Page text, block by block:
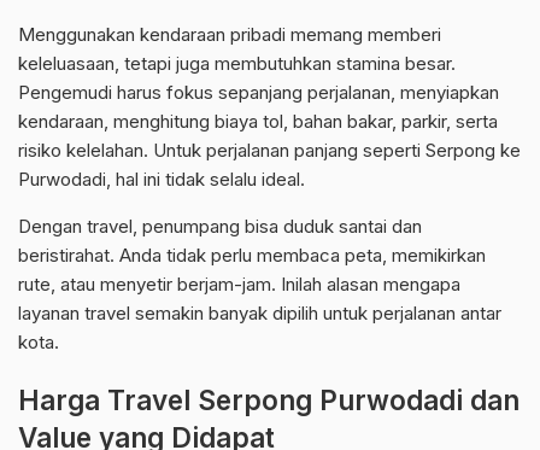
Menggunakan kendaraan pribadi memang memberi
keleluasaan, tetapi juga membutuhkan stamina besar.
Pengemudi harus fokus sepanjang perjalanan, menyiapkan
kendaraan, menghitung biaya tol, bahan bakar, parkir, serta
risiko kelelahan. Untuk perjalanan panjang seperti Serpong ke
Purwodadi, hal ini tidak selalu ideal.
Dengan travel, penumpang bisa duduk santai dan
beristirahat. Anda tidak perlu membaca peta, memikirkan
rute, atau menyetir berjam-jam. Inilah alasan mengapa
layanan travel semakin banyak dipilih untuk perjalanan antar
kota.
Harga Travel Serpong Purwodadi dan
Value yang Didapat